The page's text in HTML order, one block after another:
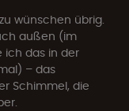
wünschen übrig.
außen (im
ich das in der
– das
Schimmel, die